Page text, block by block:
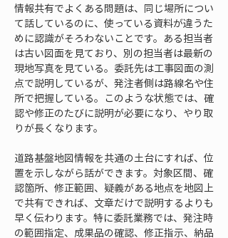
情報共有でよくある問題は、同じ場所につい
て話しているのに、使っている資料が違うた
めに認識がそろわないことです。ある担当者
は古い図面を見ており、別の担当者は最新の
現地写真を見ている。委託先は工事図面の測
点で説明しているが、発注者側は路線名や住
所で把握している。このような状態では、確
認や修正のたびに説明が必要になり、やり取
りが長くなります。
道路基盤地図情報を共通の土台にすれば、位
置を示しながら話ができます。対象区間、確
認箇所、修正範囲、疑義がある地点を地図上
で共有できれば、文章だけで説明するよりも
早く伝わります。特に委託業務では、発注時
の範囲指定、成果品の確認、修正指示、納品